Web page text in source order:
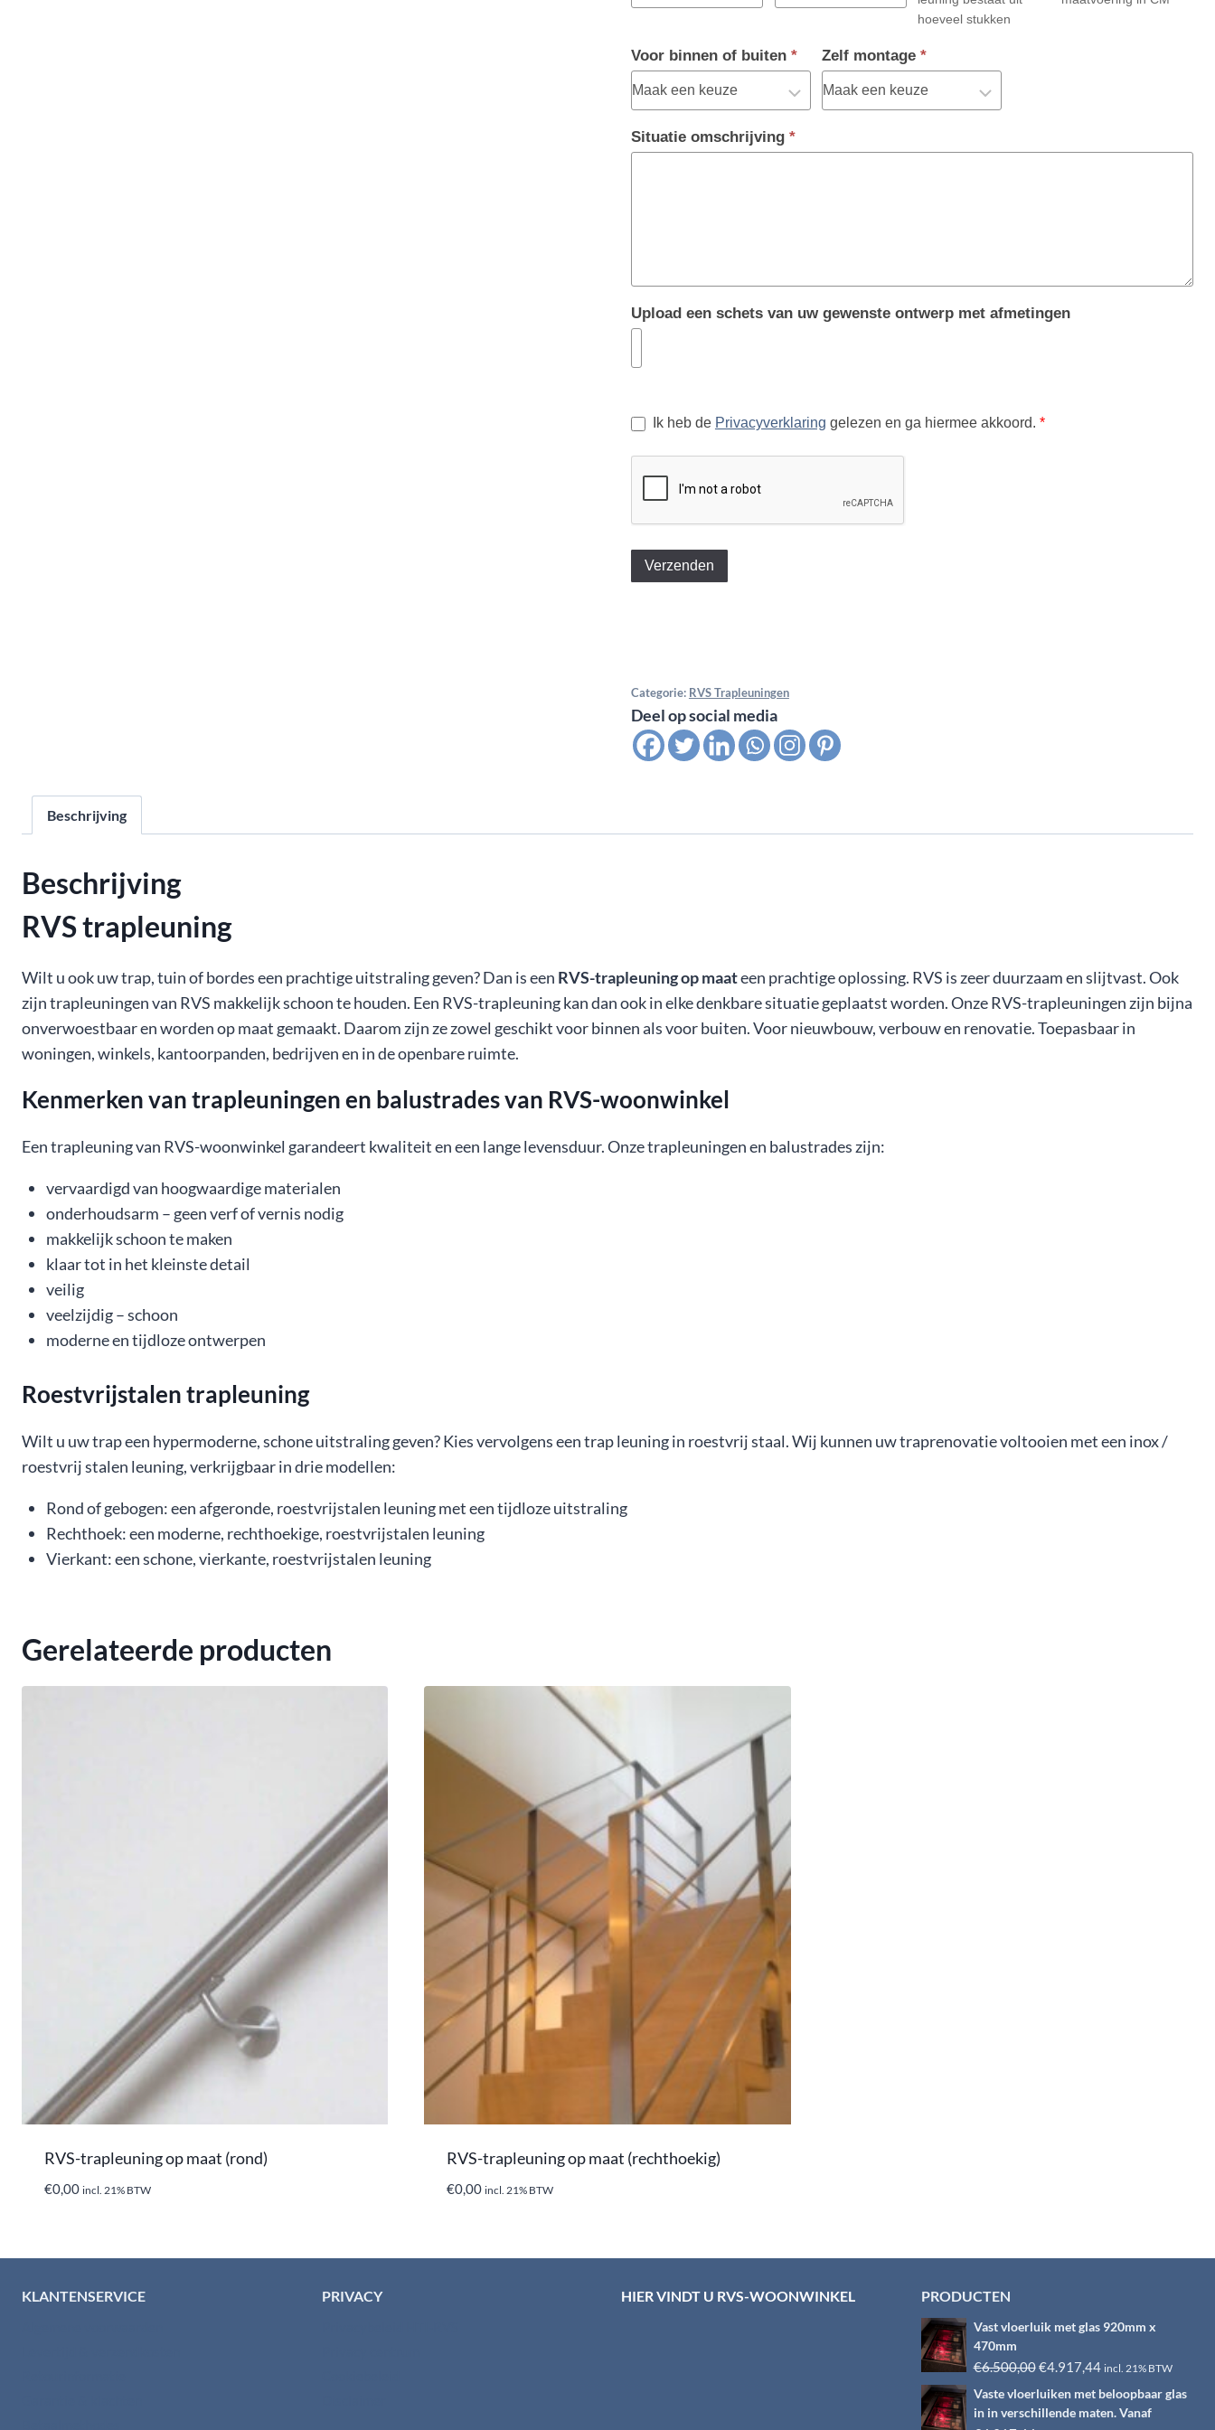
hoeveel stukken
Voor binnen of buiten * Zelf montage*
Situatie omschrijving *
Upload een schets van uw gewenste ontwerp met afmetingen
Ik heb de Privacyverklaring gelezen en ga hiermee akkoord. *
Verzenden
Categorie: RVS Trapleuningen
Deel op social media
Beschrijving
Beschrijving
RVS trapleuning
Wilt u ook uw trap, tuin of bordes een prachtige uitstraling geven? Dan is een RVS-trapleuning op maateen prachtige oplossing. RVS is zeer duurzaam en slijtvast. Ook
zijn trapleuningen van RVS makkelijk schoon te houden. Een RVS-trapleuning kan dan ook in elke denkbare situatie geplaatst worden. Onze RVS-trapleuningen zijn bijna
onverwoestbaar en worden op maat gemaakt. Daarom zijn ze zowel geschikt voor binnen als voor buiten. Voor nieuwbouw, verbouw en renovatie. Toepasbaar in
woningen, winkels, kantoorpanden, bedrijven en in de openbare ruimte.
Kenmerken van trapleuningen en balustrades van RVS-woonwinkel
Een trapleuning van RVS-woonwinkel garandeert kwaliteit en een lange levensduur. Onze trapleuningen en balustrades zijn:
vervaardigd van hoogwaardige materialen
onderhoudsarm – geen verf of vernis nodig
makkelijk schoon te maken
klaar tot in het kleinste detail
veilig
veelzijdig – schoon
moderne en tijdloze ontwerpen
Roestvrijstalen trapleuning
Wilt u uw trap een hypermoderne, schone uitstraling geven? Kies vervolgens een trap leuning in roestvrij staal. Wij kunnen uw traprenovatie voltooien met een inox /
roestvrij stalen leuning, verkrijgbaar in drie modellen:
Rond of gebogen: een afgeronde, roestvrijstalen leuning met een tijdloze uitstraling
Rechthoek: een moderne, rechthoekige, roestvrijstalen leuning
Vierkant: een schone, vierkante, roestvrijstalen leuning
Gerelateerde producten
RVS-trapleuning op maat (rond)
€0,00 incl. 21% BTW
RVS-trapleuning op maat (rechthoekig)
€0,00 incl. 21% BTW
KLANTENSERVICE PRIVACY HIER VINDT U RVS-WOONWINKEL PRODUCTEN
Vast vloerluik met glas 920mm x
470mm
€6.500,00Oorspronkelijke
prijs
was:
€4.917,44Huidige
prijs
is:
incl. 21% BTW
Vaste vloerluiken met beloopbaar glas
in in verschillende maten. Vanaf